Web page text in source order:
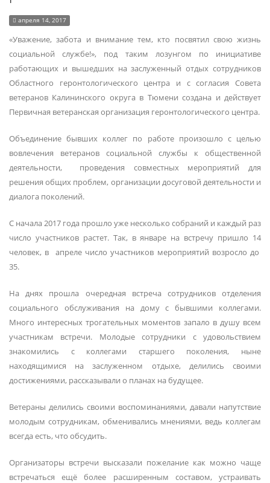
апреля 14, 2017
«Уважение, забота и внимание тем, кто посвятил свою жизнь
социальной службе!», под таким лозунгом по инициативе
работающих и вышедших на заслуженный отдых сотрудников
Областного геронтологического центра и с согласия Совета
ветеранов Калининского округа в Тюмени создана и действует
Первичная ветеранская организация геронтологического центра.
Объединение бывших коллег по работе произошло с целью
вовлечения ветеранов социальной службы к общественной
деятельности, проведения совместных мероприятий для
решения общих проблем, организации досуговой деятельности и
диалога поколений.
С начала 2017 года прошло уже несколько собраний и каждый раз
число участников растет. Так, в январе на встречу пришло 14
человек, в апреле число участников мероприятий возросло до
35.
На днях прошла очередная встреча сотрудников отделения
социального обслуживания на дому с бывшими коллегами.
Много интересных трогательных моментов запало в душу всем
участникам встречи. Молодые сотрудники с удовольствием
знакомились с коллегами старшего поколения, ныне
находящимися на заслуженном отдыхе, делились своими
достижениями, рассказывали о планах на будущее.
Ветераны делились своими воспоминаниями, давали напутствие
молодым сотрудникам, обменивались мнениями, ведь коллегам
всегда есть, что обсудить.
Организаторы встречи высказали пожелание как можно чаще
встречаться ещё более расширенным составом, устраивать